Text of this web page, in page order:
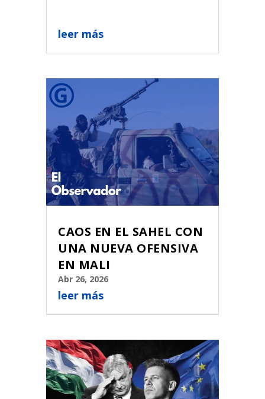
leer más
CAOS EN EL SAHEL CON
UNA NUEVA OFENSIVA
EN MALI
Abr 26, 2026
leer más